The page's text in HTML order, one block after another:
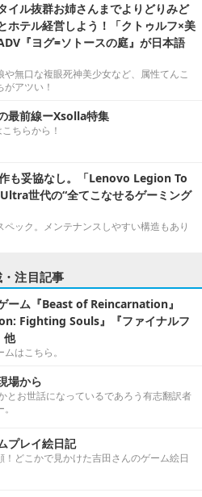
イル抜群お姉さんまでよりどりみど
ホテル経営しよう！「クトゥルフ×美
『ヨグ=ソトースの庭』が日本語
や無口な複眼死神美少女など、属性てんこ
アツい！
最前線ーXsolla特集
ちらから！
も妥協なし。「Lenovo Legion To
世代の“全てこなせるゲーミング
ック。メンテナンスしやすい構造もあり
・注目記事
ーム『Beast of Reincarnation』
Fighting Souls』『ファイナルフ
他
はこちら。
場から
とお世話になっているであろう有志翻訳者
プレイ絵日記
！どこかで見かけた吉田さんのゲーム絵日